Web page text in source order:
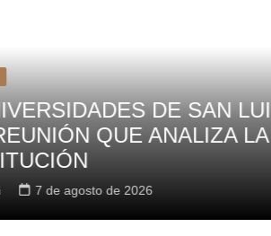
LA CASA DE LAS
AGENDA
COMUNIDAD
Redacción 7 de agosto de 2026